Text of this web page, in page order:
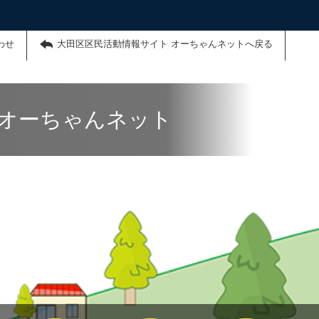
せ 大田区区民活動情報サイト オーちゃんネットへ戻る
ーちゃんネット